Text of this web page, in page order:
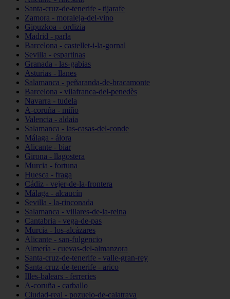
Santa-cruz-de-tenerife - tijarafe
Zamora - moraleja-del-vino
Gipuzkoa - ordizia
Madrid - parla
Barcelona - castellet-i-la-gornal
Sevilla - espartinas
Granada - las-gabias
Asturias - llanes
Salamanca - peñaranda-de-bracamonte
Barcelona - vilafranca-del-penedès
Navarra - tudela
A-coruña - miño
Valencia - aldaia
Salamanca - las-casas-del-conde
Málaga - álora
Alicante - biar
Girona - llagostera
Murcia - fortuna
Huesca - fraga
Cádiz - vejer-de-la-frontera
Málaga - alcaucín
Sevilla - la-rinconada
Salamanca - villares-de-la-reina
Cantabria - vega-de-pas
Murcia - los-alcázares
Alicante - san-fulgencio
Almería - cuevas-del-almanzora
Santa-cruz-de-tenerife - valle-gran-rey
Santa-cruz-de-tenerife - arico
Illes-balears - ferreries
A-coruña - carballo
Ciudad-real - pozuelo-de-calatrava